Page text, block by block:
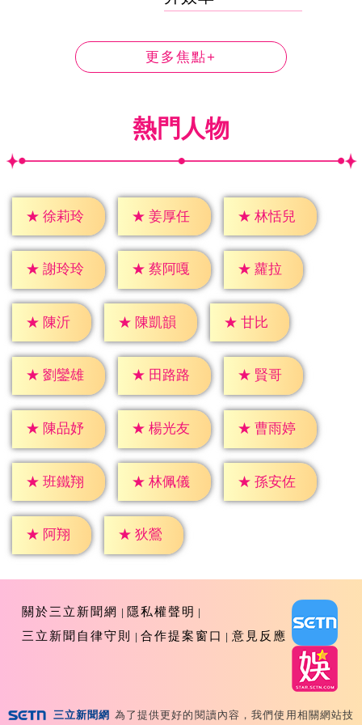
更多焦點+
熱門人物
★ 徐莉玲 ★ 姜厚任 ★ 林恬兒
★ 謝玲玲 ★ 蔡阿嘎 ★ 蘿拉
★ 陳沂 ★ 陳凱韻 ★ 甘比
★ 劉鑾雄 ★ 田路路 ★ 賢哥
★ 陳品妤 ★ 楊光友 ★ 曹雨婷
★ 班鐵翔 ★ 林佩儀 ★ 孫安佐
★ 阿翔 ★ 狄鶯
關於三立新聞網
隱私權聲明
三立新聞自律守則
合作提案窗口 意見反應
三立新聞網 為了提供更好的閱讀內容，我們使用相關網站技